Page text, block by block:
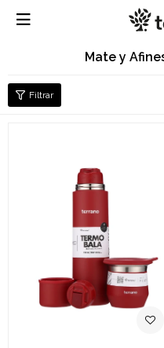

Mate y